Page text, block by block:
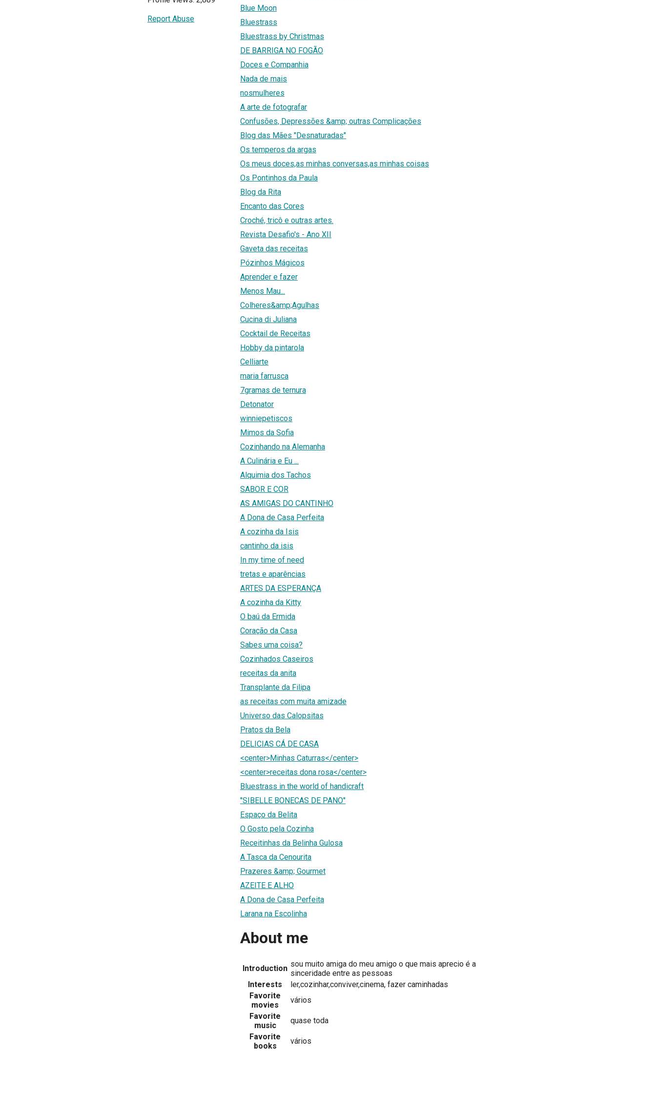
Report Abuse
Blue Moon
Bluestrass
Bluestrass by Christmas
DE BARRIGA NO FOGÃO
Doces e Companhia
Nada de mais
nosmulheres
A arte de fotografar
Confusões, Depressões &amp; outras Complicações
Blog das Mães "Desnaturadas"
Os temperos da argas
Os meus doces,as minhas conversas,as minhas coisas
Os Pontinhos da Paula
Blog da Rita
Encanto das Cores
Croché, tricô e outras artes.
Revista Desafio's - Ano XII
Gaveta das receitas
Pózinhos Mágicos
Aprender e fazer
Menos Mau...
Colheres&amp;Agulhas
Cucina di Juliana
Cocktail de Receitas
Hobby da pintarola
Celliarte
maria farrusca
7gramas de ternura
Detonator
winniepetiscos
Mimos da Sofia
Cozinhando na Alemanha
A Culinária e Eu ...
Alquimia dos Tachos
SABOR E COR
AS AMIGAS DO CANTINHO
A Dona de Casa Perfeita
A cozinha da Isis
cantinho da isis
In my time of need
tretas e aparências
ARTES DA ESPERANÇA
A cozinha da Kitty
O baú da Ermida
Coração da Casa
Sabes uma coisa?
Cozinhados Caseiros
receitas da anita
Transplante da Filipa
as receitas com muita amizade
Universo das Calopsitas
Pratos da Bela
DELICIAS CÁ DE CASA
<center>Minhas Caturras</center>
<center>receitas dona rosa</center>
Bluestrass in the world of handicraft
"SIBELLE BONECAS DE PANO"
Espaço da Belita
O Gosto pela Cozinha
Receitinhas da Belinha Gulosa
A Tasca da Cenourita
Prazeres &amp; Gourmet
AZEITE E ALHO
A Dona de Casa Perfeita
Larana na Escolinha
About me
Introduction sou muito amiga do meu amigo o que mais aprecio é a
sinceridade entre as pessoas
Interests
ler,cozinhar,conviver,cinema, fazer caminhadas
Favorite
movies
vários
Favorite
music
quase toda
Favorite
books
vários